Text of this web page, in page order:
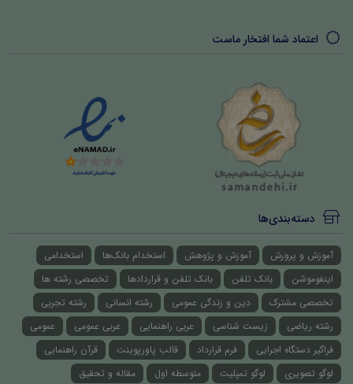
اعتماد شما افتخار ماست
دسته‌بندی‌ها
آموزش و پرورش آموزش و پژوهش استخدام بانک‌ها
استخدامی
اینفوموشن
بانک تلفن بانک تلفن و قراردادها
تخصصی رشته ها
تخصصی مشترک
دین و زندگی عمومی رشته انسانی
رشته تجربی
رشته ریاضی
زیست شناسی عربی راهنمایی عربی عمومی
عمومی
فراگیر دستگاه اجرایی
فرم قرارداد قالب پاورپوینت
قرآن راهنمایی
لوگو تصویری
لوگو تمپلیت متوسطه اول مقاله و تحقیق